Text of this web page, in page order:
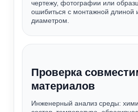
чертежу, фотографии или
ошибиться с монтажной длиной
диаметром.
Проверка
материалов
Инженерный анализ среды: